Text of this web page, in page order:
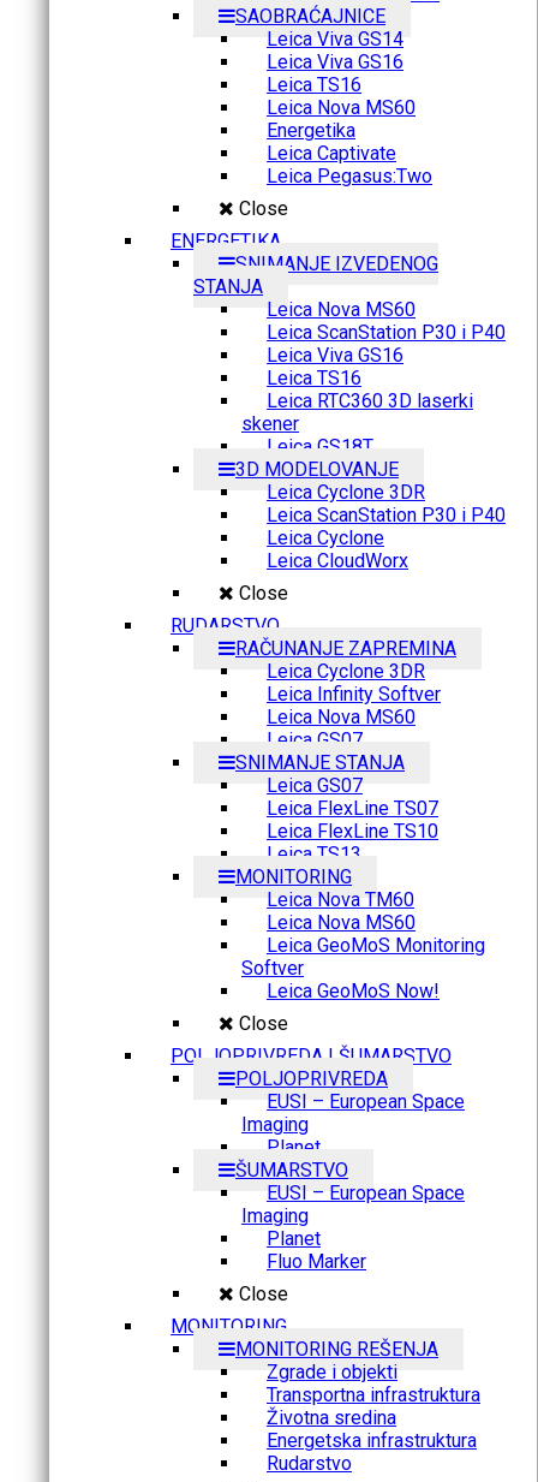
SAOBRAĆAJNICE
Leica Viva GS14
Leica Viva GS16
Leica TS16
Leica Nova MS60
Energetika
Leica Captivate
Leica Pegasus:Two
Close
ENERGETIKA
SNIMANJE IZVEDENOG
STANJA
Leica Nova MS60
Leica ScanStation P30 i P40
Leica Viva GS16
Leica TS16
Leica RTC360 3D laserki
skener
Leica GS18T
3D MODELOVANJE
Leica Cyclone 3DR
Leica ScanStation P30 i P40
Leica Cyclone
Leica CloudWorx
Close
RUDARSTVO
RAČUNANJE ZAPREMINA
Leica Cyclone 3DR
Leica Infinity Softver
Leica Nova MS60
Leica GS07
SNIMANJE STANJA
Leica GS07
Leica FlexLine TS07
Leica FlexLine TS10
Leica TS13
MONITORING
Leica Nova TM60
Leica Nova MS60
Leica GeoMoS Monitoring
Softver
Leica GeoMoS Now!
Close
POLJOPRIVREDA I ŠUMARSTVO
POLJOPRIVREDA
EUSI – European Space
Imaging
Planet
ŠUMARSTVO
EUSI – European Space
Imaging
Planet
Fluo Marker
Close
MONITORING
MONITORING REŠENJA
Zgrade i objekti
Transportna infrastruktura
Životna sredina
Energetska infrastruktura
Rudarstvo